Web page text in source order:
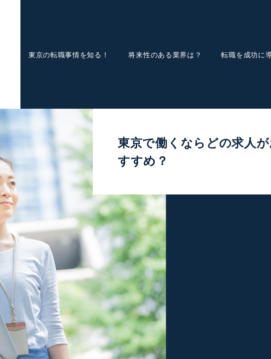
東京の転職事情を知る！ 将来性のある業界は？ 転職を成功に
東京で働くならどの求人
すすめ？